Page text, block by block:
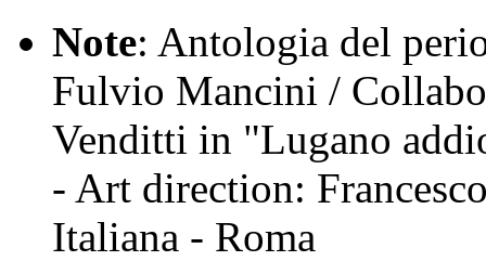
Note: Antologia del
Fulvio Mancini /
Venditti in "Lugano
- Art direction:
Italiana - Roma